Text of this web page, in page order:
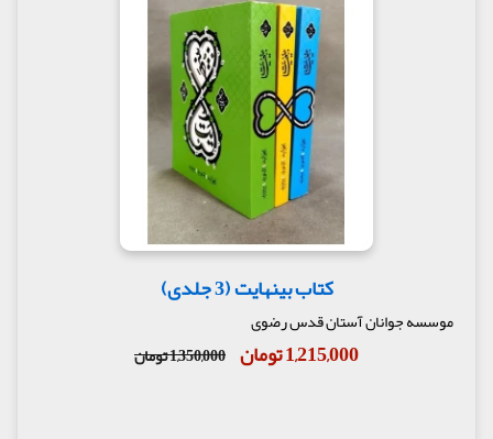
کتاب بینهایت (3 جلدی)
موسسه جوانان آستان قدس رضوی
1,215,000 تومان 1,350,000 تومان